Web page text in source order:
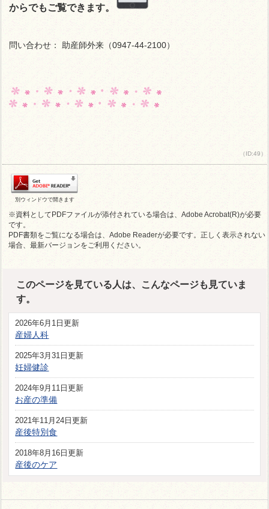
からでもご覧できます。
問い合わせ： 助産師外来（0947-44-2100）
（ID:49）
別ウィンドウで開きます
※資料としてPDFファイルが添付されている場合は、Adobe Acrobat(R)が必要
です。
PDF書類をご覧になる場合は、Adobe Readerが必要です。正しく表示されない
場合、最新バージョンをご利用ください。
このページを見ている人は、こんなページも見ていま
す。
2026年6月1日更新
産婦人科
2025年3月31日更新
妊婦健診
2024年9月11日更新
お産の準備
2021年11月24日更新
産後特別食
2018年8月16日更新
産後のケア